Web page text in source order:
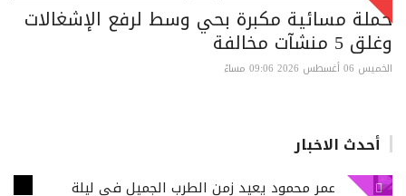
حملة مسائية مكبرة بحي وسط لرفع الإشغالات
وغلق 5 منشآت مخالفة
الخميس 06 أغسطس 2026 09:06 مساءً
أحدث الاخبار
عمر محمود يعيد زمن الطرب الجميل في ليلة